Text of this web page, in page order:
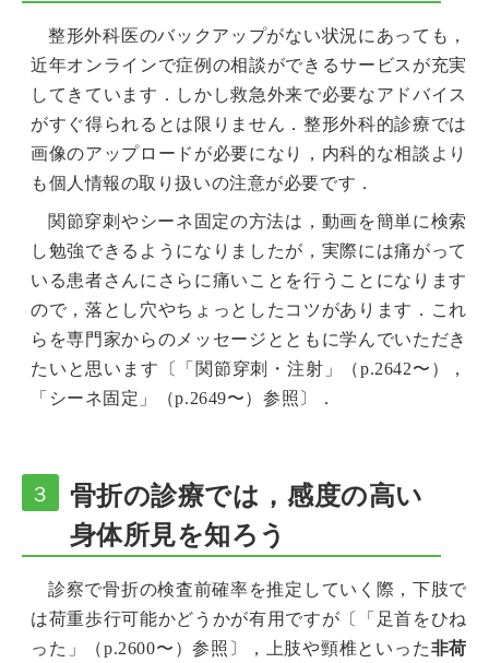
整形外科医のバックアップがない状況にあっても，
近年オンラインで症例の相談ができるサービスが充実
してきています．しかし救急外来で必要なアドバイス
がすぐ得られるとは限りません．整形外科的診療では
画像のアップロードが必要になり，内科的な相談より
も個人情報の取り扱いの注意が必要です．
関節穿刺やシーネ固定の方法は，動画を簡単に検索
し勉強できるようになりましたが，実際には痛がって
いる患者さんにさらに痛いことを行うことになります
ので，落とし穴やちょっとしたコツがあります．これ
らを専門家からのメッセージとともに学んでいただき
たいと思います〔「 関節穿刺・注射 」（p.2642〜），
「 シーネ固定 」（p.2649〜）参照〕．
３
骨折の診療では，感度の高い
身体所見を知ろう
診察で骨折の検査前確率を推定していく際，下肢で
は荷重歩行可能かどうかが有用ですが〔「 足首をひね
った 」（p.2600〜）参照〕，上肢や頸椎といった非荷